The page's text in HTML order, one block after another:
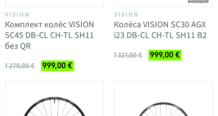
VISION
Комплект колёс VISION
SC45 DB-CL CH-TL SH11
без QR
1 270,00 € 999,00 €
VISION
Колёса VISION SC30 AGX
i23 DB-CL CH-TL SH11 B2
1 321,00 € 999,00 €